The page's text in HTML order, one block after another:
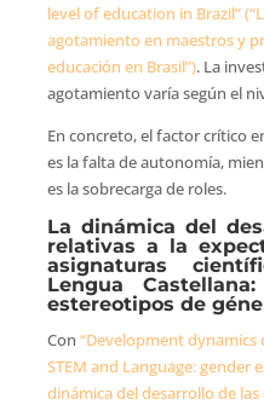
level of education in Brazil”
agotamiento en maestros y
educación en Brasil”). La
agotamiento varía según el
En concreto, el factor crítico
es la falta de autonomía,
es la sobrecarga de roles.
La dinámica del
relativas a la
asignaturas
Lengua
estereotipos de
Con “Development dynamics
STEM and Language: gender
dinámica del desarrollo de